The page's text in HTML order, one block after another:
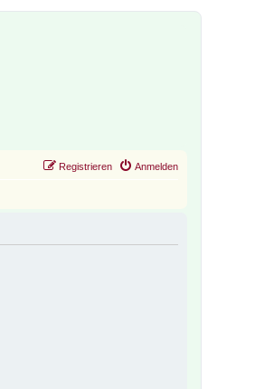
Anmelden
Registrieren